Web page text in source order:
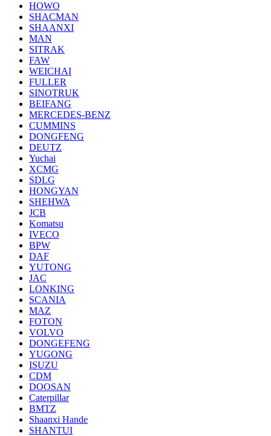
HOWO
SHACMAN
SHAANXI
MAN
SITRAK
FAW
WEICHAI
FULLER
SINOTRUK
BEIFANG
MERCEDES-BENZ
CUMMINS
DONGFENG
DEUTZ
Yuchai
XCMG
SDLG
HONGYAN
SHEHWA
JCB
Komatsu
IVECO
BPW
DAF
YUTONG
JAC
LONKING
SCANIA
MAZ
FOTON
VOLVO
DONGEFENG
YUGONG
ISUZU
CDM
DOOSAN
Caterpillar
BMTZ
Shaanxi Hande
SHANTUI